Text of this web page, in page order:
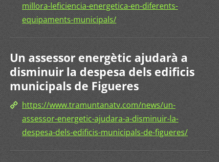
millora-leficiencia-energetica-en-diferents-
equipaments-municipals/
Un assessor energètic ajudarà a
disminuir la despesa dels edificis
municipals de Figueres
https://www.tramuntanatv.com/news/un-
assessor-energetic-ajudara-a-disminuir-la-
despesa-dels-edificis-municipals-de-figueres/